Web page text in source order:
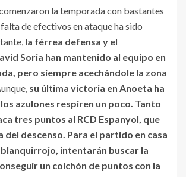
la temporada con bastantes
de efectivos en ataque ha sido
la férrea defensa y el
Soria han mantenido al equipo en
pero siempre acechándole la zona
su última victoria en Anoeta ha
azulones respiren un poco. Tanto
tres puntos al RCD Espanyol, que
del descenso. Para el partido en casa
intentarán buscar la
un colchón de puntos con la